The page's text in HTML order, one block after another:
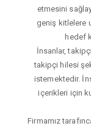
etmesini
geniş kitlelere
hedef
İnsanlar,
takipçi hilesi
istemektedir.
içerikleri için
Firmamız